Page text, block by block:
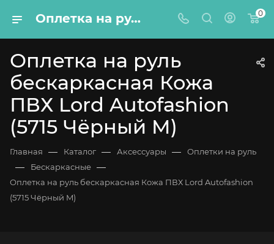
Оплетка на руль бескаркасная Кожа ПВХ Lord Autofashion (5715 Чёрный M) 0
Оплетка на руль
бескаркасная Кожа
ПВХ Lord Autofashion
(5715 Чёрный M)
Главная — Каталог — Аксессуары — Оплетки на руль
— Бескаркасные —
Оплетка на руль бескаркасная Кожа ПВХ Lord Autofashion
(5715 Чёрный M)